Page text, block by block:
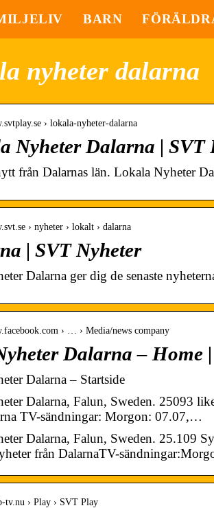
BARN
nyheter dalarna
› lokala-nyheter-dalarna
Nyheter Dalarna | SVT
från Dalarnas län. Lokala Nyheter
› nyheter › lokalt › dalarna
| SVT Nyheter
Dalarna ger dig de senaste
› … › Media/news company
Dalarna – Home
Dalarna – Startside
Dalarna, Falun, Sweden. 25093
TV-sändningar: Morgon: 07.07,…
Dalarna, Falun, Sweden. 25.109
från DalarnaTV-
tv.nu › Play › SVT Play